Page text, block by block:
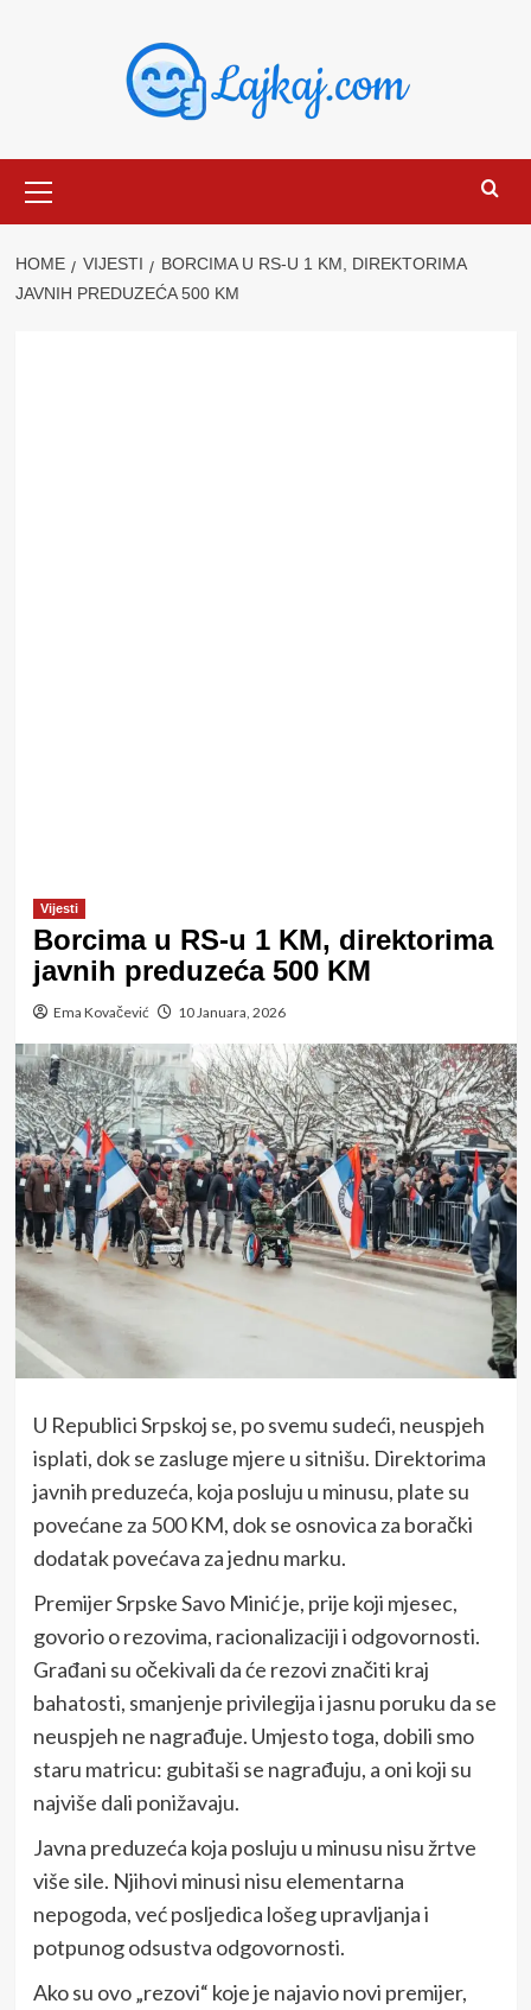
Menu
HOME VIJESTI
BORCIMA U RS-U 1 KM, DIREKTORIMA
JAVNIH PREDUZEĆA 500 KM
Vijesti
Borcima u RS-u 1 KM, direktorima
javnih preduzeća 500 KM
Ema Kovačević 10 Januara, 2026
U Republici Srpskoj se, po svemu sudeći, neuspjeh
isplati, dok se zasluge mjere u sitnišu. Direktorima
javnih preduzeća, koja posluju u minusu, plate su
povećane za 500 KM, dok se osnovica za borački
dodatak povećava za jednu marku.
Premijer Srpske Savo Minić je, prije koji mjesec,
govorio o rezovima, racionalizaciji i odgovornosti.
Građani su očekivali da će rezovi značiti kraj
bahatosti, smanjenje privilegija i jasnu poruku da se
neuspjeh ne nagrađuje. Umjesto toga, dobili smo
staru matricu: gubitaši se nagrađuju, a oni koji su
najviše dali ponižavaju.
Javna preduzeća koja posluju u minusu nisu žrtve
više sile. Njihovi minusi nisu elementarna
nepogoda, već posljedica lošeg upravljanja i
potpunog odsustva odgovornosti.
Ako su ovo „rezovi“ koje je najavio novi premijer,